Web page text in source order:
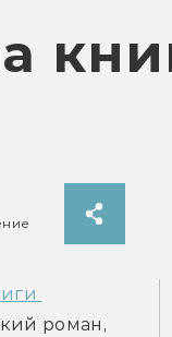
роман,